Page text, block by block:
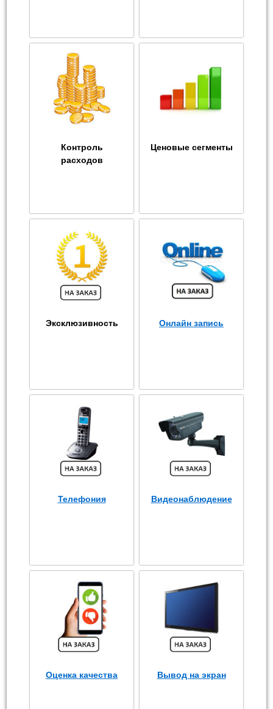
Контроль
расходов
Ценовые сегменты
Эксклюзивность Онлайн запись
Телефония Видеонаблюдение
Оценка качества Вывод на экран